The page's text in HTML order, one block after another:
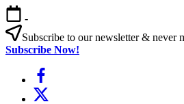
Skip
to
content
-
Subscribe to our newsletter & never
Subscribe Now!
Facebook
X